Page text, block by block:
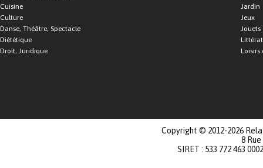
Cuisine
Culture
Danse, Théâtre, Spectacle
Diététique
Droit, Juridique
Jardin
Jeux
Jouets
Loisirs
Copyright © 2012-2026
8
SIRET : 533 772 463